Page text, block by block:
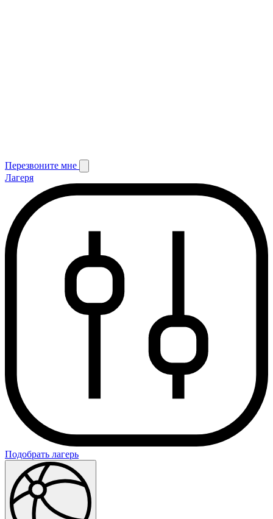
Перезвоните мне
Лагеря
Подобрать лагерь